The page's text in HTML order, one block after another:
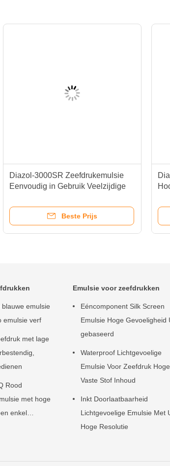
Diazol-3000SR Zeefdrukemulsie
Eenvoudig in Gebruik Veelzijdige
Beste Prijs
emulsie
emulsie verf
met lage
Rood
met hoge
enkel
Emulsie voor zeefdrukken
Eéncomponent Silk Screen
Emulsie Hoge Gevoeligheid
gebaseerd
Waterproof Lichtgevoelige
Emulsie Voor Zeefdruk Hoge
Vaste Stof Inhoud
Inkt Doorlaatbaarheid
Lichtgevoelige Emulsie Met
Hoge Resolutie